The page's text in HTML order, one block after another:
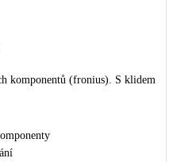
komponentů (fronius). S klidem